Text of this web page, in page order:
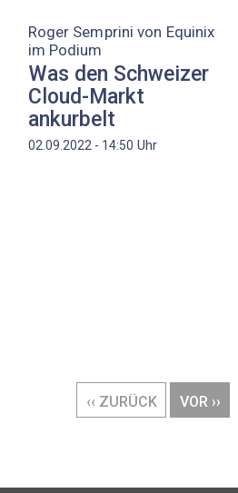
Roger Semprini von Equinix
im Podium
Was den Schweizer
Cloud-Markt
ankurbelt
02.09.2022 - 14:50 Uhr
VORHERIGE
‹‹ ZURÜCK
NÄCHSTE
VOR ››